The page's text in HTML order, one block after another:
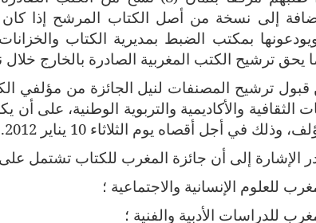
إضافة إلى نسخة من أصل الكتاب المرشح إذا كان
يحق ترشيح الكتب المغربية الصادرة بالخارج
ترشيح المصنفات لنيل الجائزة من مؤلفي
الثقافية والأكاديمية والتربوية الوطنية،
في أجل أقصاه يوم الثلاثاء 10 يناير 2012.
الإشارة إلى أن جائزة المغرب للكتاب تشتمل على
للعلوم الإنسانية والاجتماعية ؛
للدراسات الأدبية والفنية ؛